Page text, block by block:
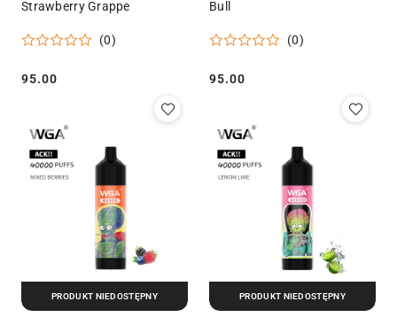
Strawberry Grappe
(0)
Cena:
95.00
Bull
(0)
Cena:
95.00
PRODUKT NIEDOSTĘPNY PRODUKT NIEDOSTĘPNY